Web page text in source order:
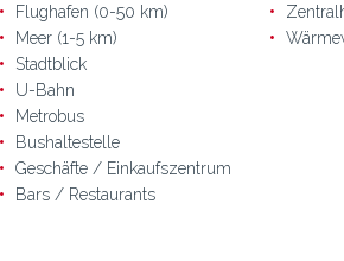
Flughafen (0-50 km)
Meer (1-5 km)
Stadtblick
U-Bahn
Metrobus
Bushaltestelle
Geschäfte / Einkaufszentrum
Bars / Restaurants